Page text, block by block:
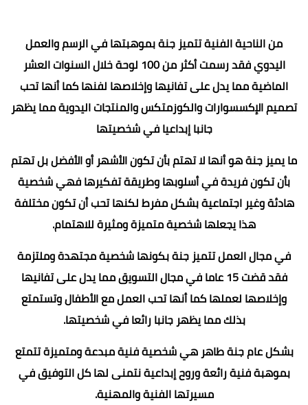
من الناحية الفنية تتميز جنة بموهبتها في الرسم والعمل
اليدوي فقد رسمت أكثر من 100 لوحة خلال السنوات العشر
الماضية مما يدل على تفانيها وإخلاصها لفنها كما أنها تحب
تصميم الإكسسوارات والكوزمتكس والمنتجات اليدوية مما يظهر
جانبا إبداعيا في شخصيتها
ما يميز جنة هو أنها لا تهتم بأن تكون الأشهر أو الأفضل بل تهتم
بأن تكون فريدة في أسلوبها وطريقة تفكيرها فهي شخصية
هادئة وغير اجتماعية بشكل مفرط لكنها تحب أن تكون مختلفة
هذا يجعلها شخصية متميزة ومثيرة للاهتمام.
في مجال العمل تتميز جنة بكونها شخصية مجتهدة وملتزمة
فقد قضت 15 عاما في مجال التسويق مما يدل على تفانيها
وإخلاصها لعملها كما أنها تحب العمل مع الأطفال وتستمتع
بذلك مما يظهر جانبا رائعا في شخصيتها.
بشكل عام جنة طاهر هي شخصية فنية مبدعة ومتميزة تتمتع
بموهبة فنية رائعة وروح إبداعية نتمنى لها كل التوفيق في
مسيرتها الفنية والمهنية.